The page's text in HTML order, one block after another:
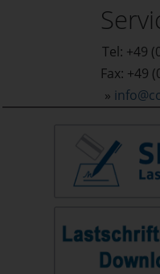
Tel: +49
Fax: +49
»